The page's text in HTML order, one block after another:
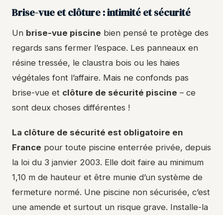
Brise-vue et clôture : intimité et sécurité
Un brise-vue piscine bien pensé te protège des
regards sans fermer l’espace. Les panneaux en
résine tressée, le claustra bois ou les haies
végétales font l’affaire. Mais ne confonds pas
brise-vue et clôture de sécurité piscine – ce
sont deux choses différentes !
La clôture de sécurité est obligatoire en
France pour toute piscine enterrée privée, depuis
la loi du 3 janvier 2003. Elle doit faire au minimum
1,10 m de hauteur et être munie d’un système de
fermeture normé. Une piscine non sécurisée, c’est
une amende et surtout un risque grave. Installe-la